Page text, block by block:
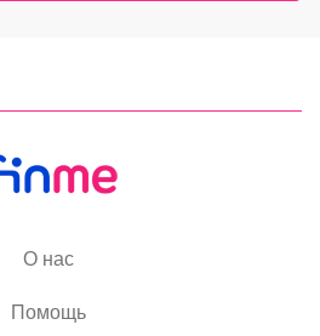
О нас
Помощь